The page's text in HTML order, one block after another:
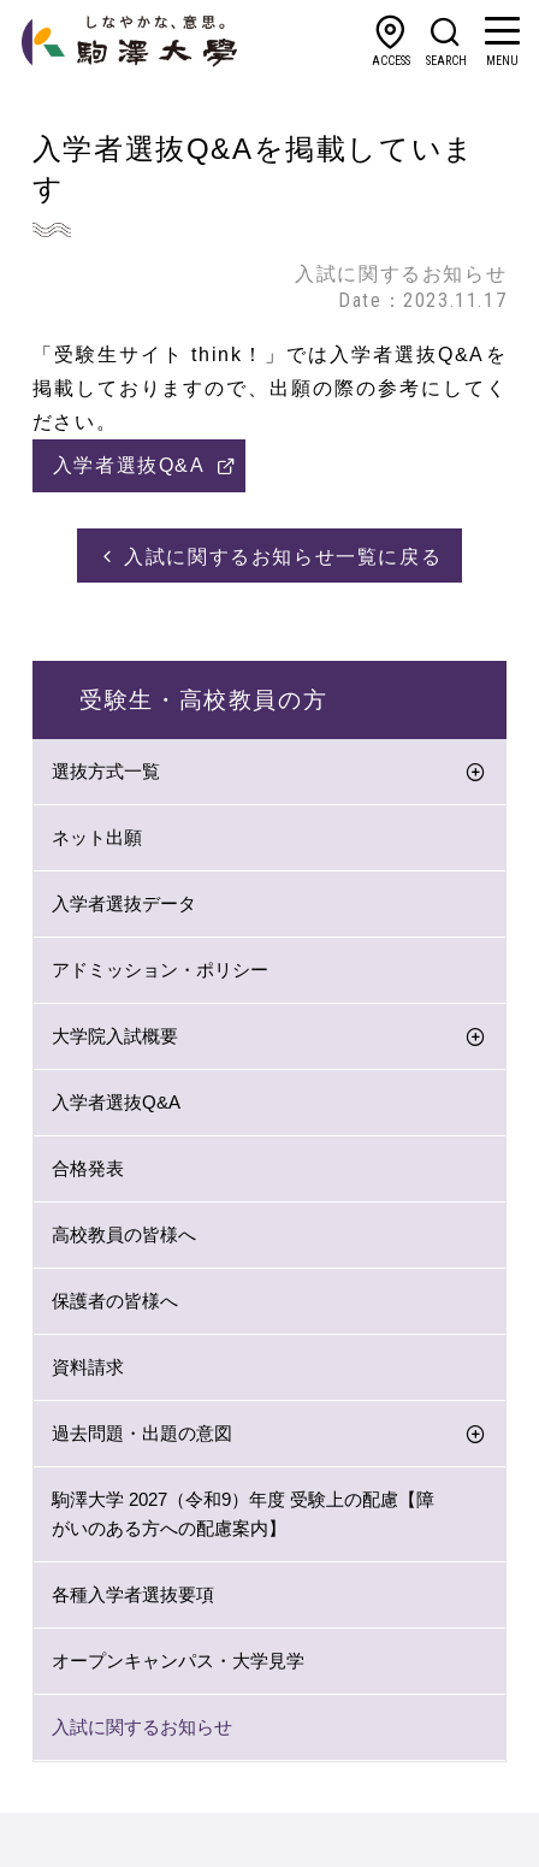
ACCESS SEARCH MENU
入学者選抜Q&Aを掲載していま
す
入試に関するお知らせ
Date：2023.11.17
「受験生サイト think！」では入学者選抜Q&Aを
掲載しておりますので、出願の際の参考にしてく
ださい。
入学者選抜Q&A
入試に関するお知らせ一覧に戻る
受験生・高校教員の方
選抜方式一覧
ネット出願
入学者選抜データ
アドミッション・ポリシー
大学院入試概要
入学者選抜Q&A
合格発表
高校教員の皆様へ
保護者の皆様へ
資料請求
過去問題・出題の意図
駒澤大学 2027（令和9）年度 受験上の配慮【障
がいのある方への配慮案内】
各種入学者選抜要項
オープンキャンパス・大学見学
入試に関するお知らせ